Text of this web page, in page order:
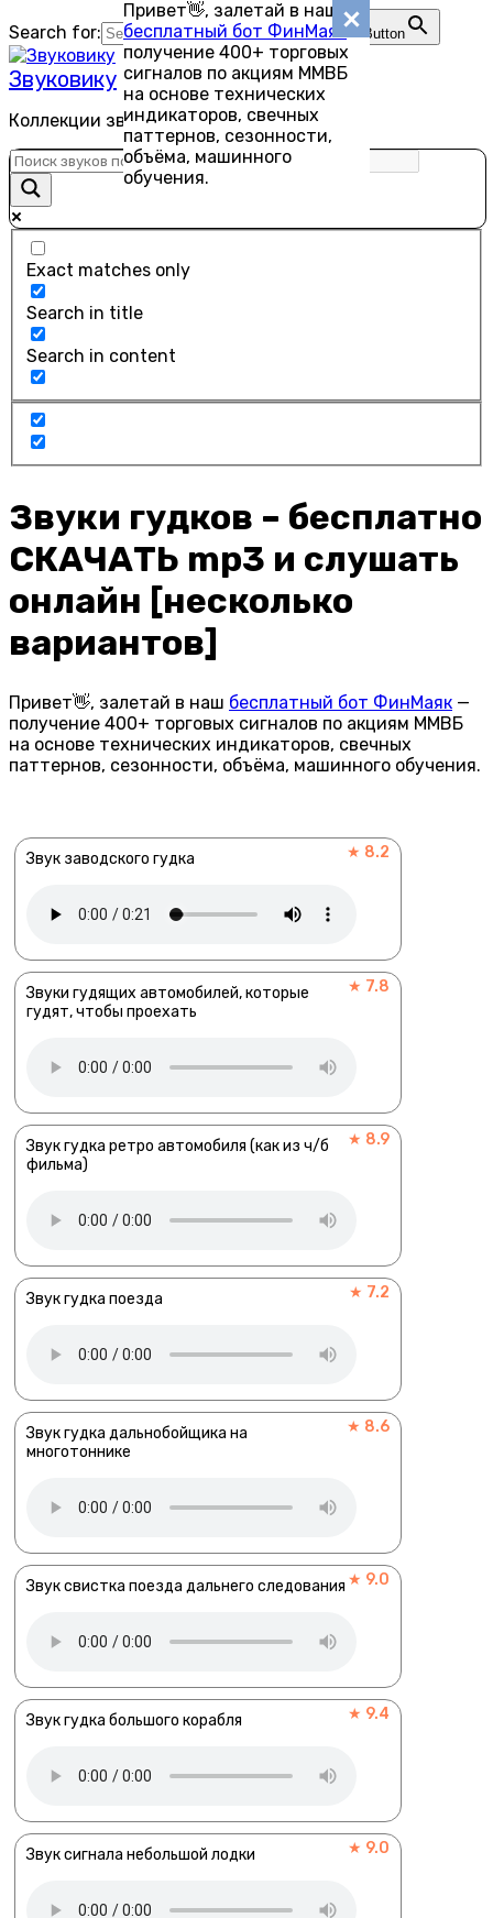
Привет👋, залетай в наш
бесплатный бот ФинМаяк—
получение 400+ торговых
сигналов по акциям ММВБ
на основе технических
индикаторов, свечных
паттернов, сезонности,
объёма, машинного
обучения.
к
содержанию
Search for: Search Button
Звуковику
Коллекции звуков для скачивания
Exact matches only
Search in title
Search in content
Звуки гудков – бесплатно
СКАЧАТЬ mp3 и слушать
онлайн [несколько
вариантов]
Привет👋, залетай в наш бесплатный бот ФинМаяк —
получение 400+ торговых сигналов по акциям ММВБ
на основе технических индикаторов, свечных
паттернов, сезонности, объёма, машинного обучения.
Звук заводского гудка ★ 8.2
Звуки гудящих автомобилей, которые
гудят, чтобы проехать
★ 7.8
Звук гудка ретро автомобиля (как из ч/б
фильма)
★ 8.9
Звук гудка поезда ★ 7.2
Звук гудка дальнобойщика на
многотоннике
★ 8.6
Звук свистка поезда дальнего следования ★ 9.0
Звук гудка большого корабля ★ 9.4
Звук сигнала небольшой лодки ★ 9.0